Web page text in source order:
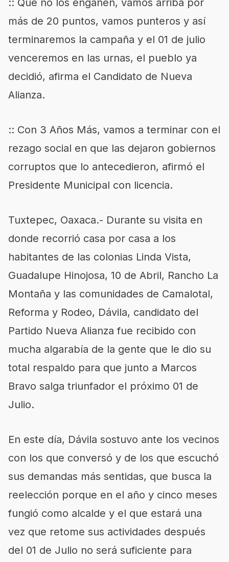
:: Que no los engañen, vamos arriba por
más de 20 puntos, vamos punteros y así
terminaremos la campaña y el 01 de julio
venceremos en las urnas, el pueblo ya
decidió, afirma el Candidato de Nueva
Alianza.
:: Con 3 Años Más, vamos a terminar con el
rezago social en que las dejaron gobiernos
corruptos que lo antecedieron, afirmó el
Presidente Municipal con licencia.
Tuxtepec, Oaxaca.- Durante su visita en
donde recorrió casa por casa a los
habitantes de las colonias Linda Vista,
Guadalupe Hinojosa, 10 de Abril, Rancho La
Montaña y las comunidades de Camalotal,
Reforma y Rodeo, Dávila, candidato del
Partido Nueva Alianza fue recibido con
mucha algarabía de la gente que le dio su
total respaldo para que junto a Marcos
Bravo salga triunfador el próximo 01 de
Julio.
En este día, Dávila sostuvo ante los vecinos
con los que conversó y de los que escuchó
sus demandas más sentidas, que busca la
reelección porque en el año y cinco meses
fungió como alcalde y el que estará una
vez que retome sus actividades después
del 01 de Julio no será suficiente para